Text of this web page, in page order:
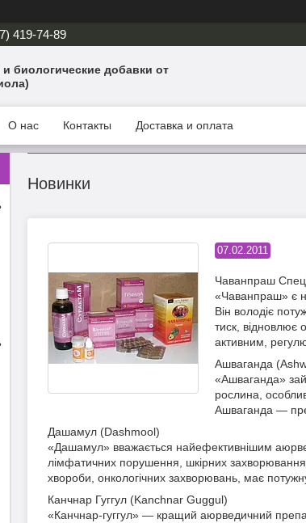
419-74-89
и биологические добавки от
О нас Контакты Доставка и оплата
Новинки
07.02.2011
Чаванпраш
«Чаванпраш» є
Він володіє
тиск, відновлює
активним,
Ашваганда
«Ашваганда»
рослина,
Ашваганда —
Дашамул (Dashmool)
«Дашамул» вважається найефективнішим
лімфатичних порушення, шкірних
хвороби, онкологічних захворювань, має
Канчнар Гуггул (Kanchnar Guggul)
«Канчнар-гуггул» — кращий аюрведичний